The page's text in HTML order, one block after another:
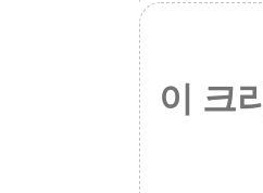
이 크